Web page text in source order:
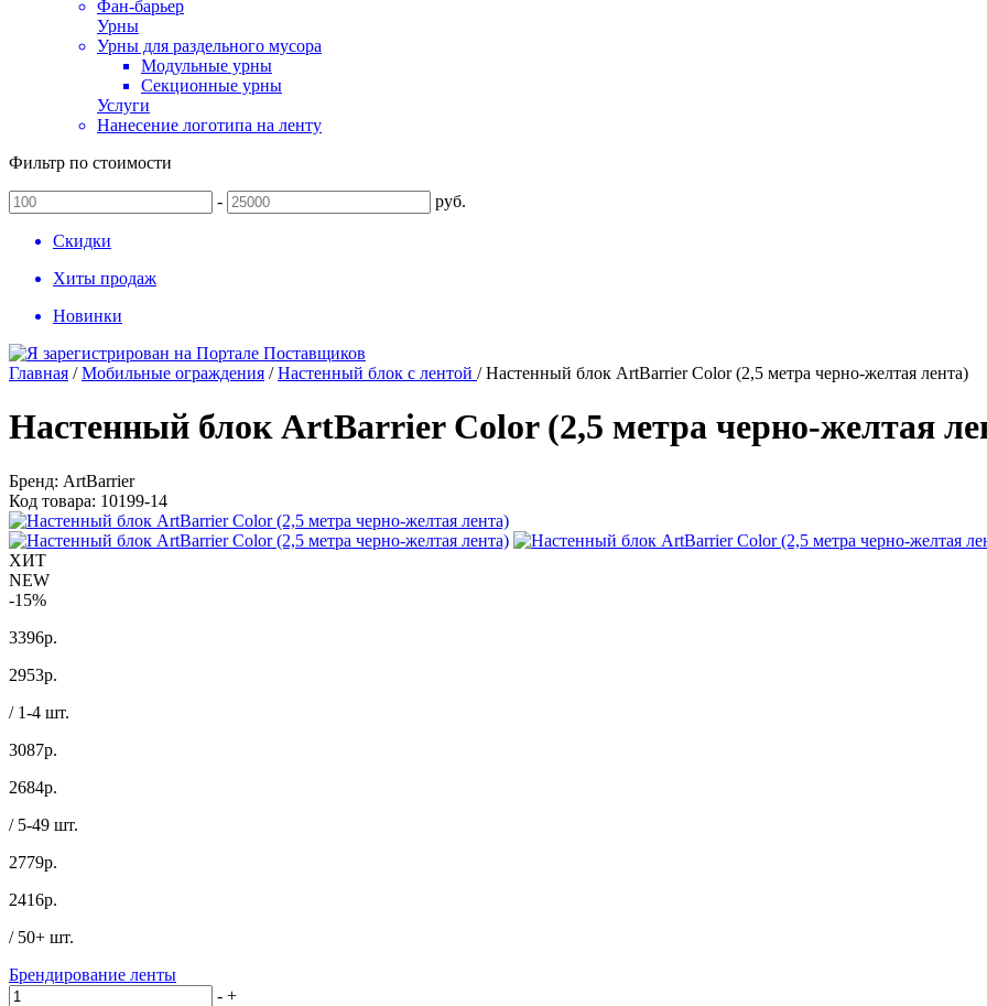
Фан-барьер
Урны
Урны для раздельного мусора
Модульные урны
Секционные урны
Услуги
Нанесение логотипа на ленту
Фильтр по стоимости
- руб.
Скидки
Хиты продаж
Новинки
Главная /Мобильные ограждения /Настенный блок с лентой /Настенный блок ArtBarrier Color (2,5 метра черно-желтая лента)
Настенный блок ArtBarrier Color (2,5 метра черно-желтая
Бренд: ArtBarrier
Код товара: 10199-14
ХИТ
NEW
-15%
3396р.
2953р.
/ 1-4 шт.
3087р.
2684р.
/ 5-49 шт.
2779р.
2416р.
/ 50+ шт.
Брендирование ленты
- +